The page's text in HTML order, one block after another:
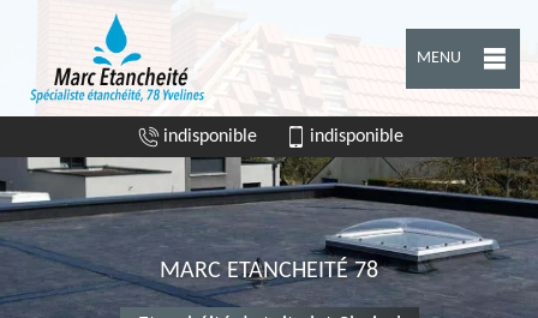
MENU
indisponible indisponible
MARC ETANCHEITÉ 78